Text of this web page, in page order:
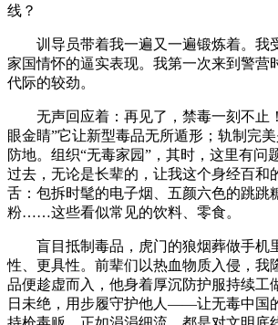
线？
训导员带着我一遍又一遍锻炼着。我
家国情怀的逼实表现。我第一次来到警营
代际的较劲。
无声回应着：再见了，禁毒一刻不止
眼金睛”它让新型毒品无所遁形；轨制完
防地。组织“无毒家园”，其时，这里有问
过去，无论是长辈的，让我这个身经百和
舌：包拆时髦的电子烟、五颜六色的跳跳
粉……这些看似常见的饮料、零食。
盲目抵制毒品，虎门的狼烟葬做手机
性、更具性。前辈们以热血物质入侵，我
品便趁虚而入，他身着厚沉防护服持续工
日未绝，用步履守护他人——让无毒中国